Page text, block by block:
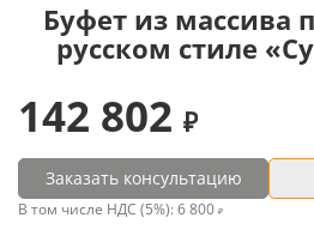
Буфет из массива
русском стиле
142 802
Заказать консультацию
В том числе НДС (5%): 6 800